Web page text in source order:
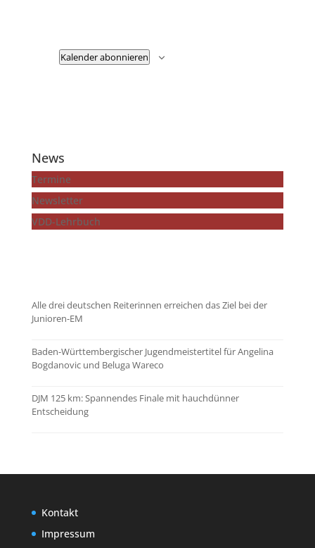
Kalender abonnieren
News
Termine
Newsletter
VDD-Lehrbuch
Alle drei deutschen Reiterinnen erreichen das Ziel bei der
Junioren-EM
Baden-Württembergischer Jugendmeistertitel für Angelina
Bogdanovic und Beluga Wareco
DJM 125 km: Spannendes Finale mit hauchdünner
Entscheidung
Kontakt
Impressum